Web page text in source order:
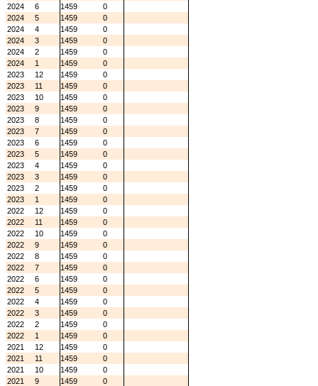
2024
6 1459
0
2024
5 1459
0
2024
4 1459
0
2024
3 1459
0
2024
2 1459
0
2024
1 1459
0
2023
12 1459
0
2023
11 1459
0
2023
10 1459
0
2023
9 1459
0
2023
8 1459
0
2023
7 1459
0
2023
6 1459
0
2023
5 1459
0
2023
4 1459
0
2023
3 1459
0
2023
2 1459
0
2023
1 1459
0
2022
12 1459
0
2022
11 1459
0
2022
10 1459
0
2022
9 1459
0
2022
8 1459
0
2022
7 1459
0
2022
6 1459
0
2022
5 1459
0
2022
4 1459
0
2022
3 1459
0
2022
2 1459
0
2022
1 1459
0
2021
12 1459
0
2021
11 1459
0
2021
10 1459
0
2021
9 1459
0